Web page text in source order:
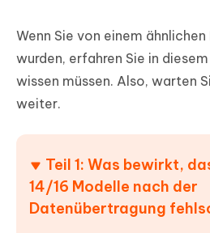
Wenn Sie von einem
wurden, erfahren Sie in
wissen müssen. Also, warten
weiter.
Teil 1: Was bewirkt,
14/16 Modelle nach der
Datenübertragung